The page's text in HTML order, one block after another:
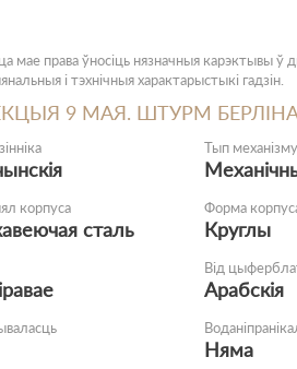
мае права ўносіць нязначныя карэктывы
і тэхнічныя характарыстыкі гадзін.
9 МАЯ. ШТУРМ
Тып механізму
корпуса
сталь
Форма
Круглы
Від
Арабскія
Няма